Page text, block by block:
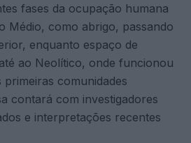
fases da ocupação humana
Médio, como abrigo, passando
enquanto espaço de
ao Neolítico, onde funcionou
comunidades
contará com investigadores
e interpretações recentes